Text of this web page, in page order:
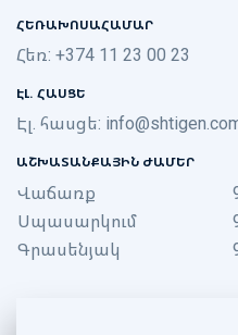
ՀԵՌԱԽՈՍԱՀԱՄԱՐ
Հեռ: +374 11 23 00 23
ԷԼ. ՀԱՍՑԵ
Էլ. հասցե:
ԱՇԽԱՏԱՆՔԱՅԻՆ ԺԱՄԵՐ
Վաճառք
Սպասարկում
Գրասենյակ